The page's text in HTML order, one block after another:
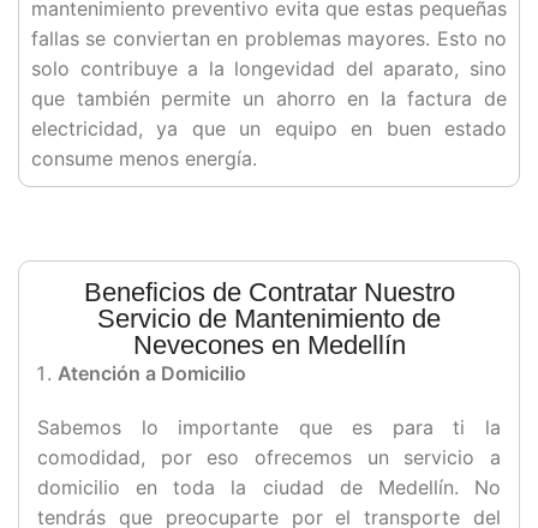
mantenimiento preventivo evita que estas pequeñas
fallas se conviertan en problemas mayores. Esto no
solo contribuye a la longevidad del aparato, sino
que también permite un ahorro en la factura de
electricidad, ya que un equipo en buen estado
consume menos energía.
Beneficios de Contratar Nuestro
Servicio de Mantenimiento de
Nevecones en Medellín
Atención a Domicilio
Sabemos lo importante que es para ti la
comodidad, por eso ofrecemos un servicio a
domicilio en toda la ciudad de Medellín. No
tendrás que preocuparte por el transporte del